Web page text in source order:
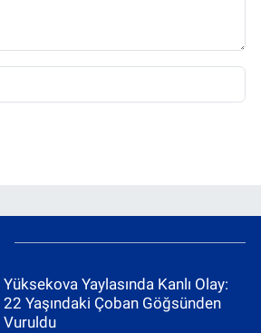
Yüksekova Yaylasında Kanlı Olay:
22 Yaşındaki Çoban Göğsünden
Vuruldu